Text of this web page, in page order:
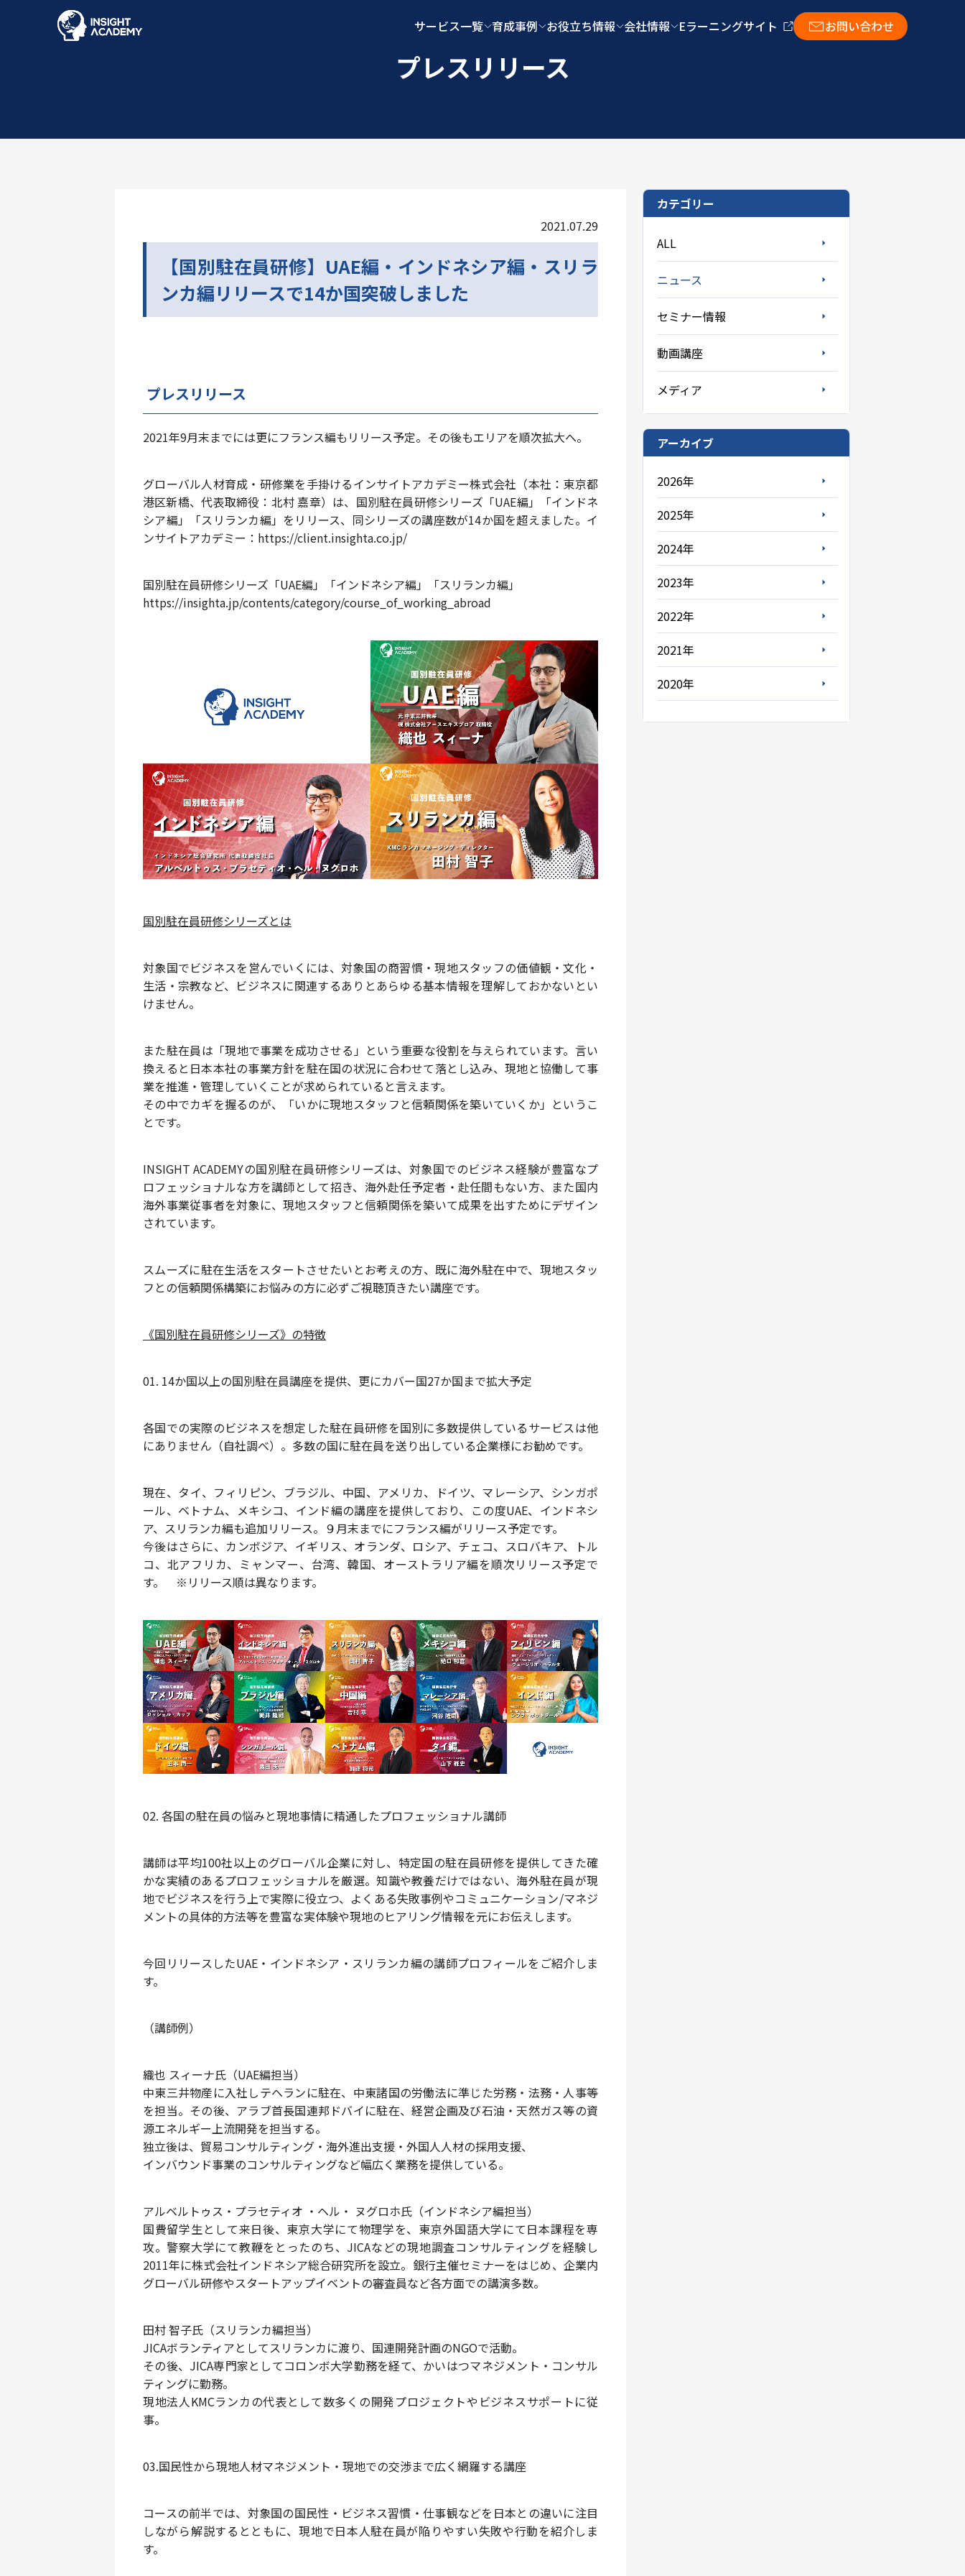
サービス一覧 育成事例 お役立ち情報 会社情報 Eラーニングサイト お問い合わせ
プレスリリース
2021.07.29
【国別駐在員研修】UAE編・インドネシア編・スリラ
ンカ編リリースで14か国突破しました
プレスリリース
2021年9月末までには更にフランス編もリリース予定。その後もエリアを順次拡大へ。
グローバル人材育成・研修業を手掛けるインサイトアカデミー株式会社（本社：東京都
港区新橋、代表取締役：北村 嘉章）は、国別駐在員研修シリーズ「UAE編」「インドネ
シア編」「スリランカ編」をリリース、同シリーズの講座数が14か国を超えました。イ
ンサイトアカデミー：https://client.insighta.co.jp/
国別駐在員研修シリーズ「UAE編」「インドネシア編」「スリランカ編」
https://insighta.jp/contents/category/course_of_working_abroad
国別駐在員研修シリーズとは
対象国でビジネスを営んでいくには、 対象国の商習慣・現地スタッフの価値観・文化・
生活・宗教など、ビジネスに関連するありとあらゆる基本情報を理解しておかないとい
けません。
また駐在員は「現地で事業を成功させる」という重要な役割を与えられています。言い
換えると日本本社の事業方針を駐在国の状況に合わせて落とし込み、現地と協働して事
業を推進・管理していく ことが求められていると言えます。
その中でカギを握るのが、
「いかに現地スタッフと信頼関係を築いていくか」というこ
とです。
INSIGHT ACADEMYの国別駐在員研修シリーズは、対象国でのビジネス経験が豊富なプ
ロフェッショナルな方を講師として招き、海外赴任予定者・赴任間もない方、また国内
海外事業従事者を対象に、現地スタッフと信頼関係を築いて成果を出すためにデザイン
されています。
スムーズに駐在生活をスタートさせたいとお考えの方、既に海外駐在中で、現地スタッ
フとの信頼関係構築にお悩みの方に必ずご視聴頂きたい講座です。
《国別駐在員研修シリーズ》の特徴
01. 14か国以上の国別駐在員講座を提供、更にカバー国27か国まで拡大予定
各国での実際のビジネスを想定した駐在員研修を国別に多数提供しているサービスは他
にありません （自社調べ）。多数の国に駐在員を送り出している企業様にお勧めです。
現在、 タイ、フィリピン、ブラジル、中国、アメリカ、ドイツ、マレーシア、シンガポ
ール、ベトナム、メキシコ、インド編の講座を提供しており、この度UAE、インドネシ
ア、スリランカ編も追加リリース。９月末までにフランス編がリリース予定です。
今後はさらに、 カンボジア、イギリス、オランダ、ロシア、チェコ、スロバキア、トル
コ、北アフリカ、ミャンマー、台湾、韓国、オーストラリア編を順次リリース予定で
す。 ※リリース順は異なります。
02. 各国の駐在員の悩みと現地事情に精通したプロフェッショナル講師
講師は平均100社以上のグローバル企業に対し、 特定国の駐在員研修を提供してきた確
かな実績のあるプロフェッショナルを厳選。知識や教養だけではない、海外駐在員が現
地でビジネスを行う上で実際に役立つ、よくある失敗事例やコミュニケーション/マネジ
メントの具体的方法等を豊富な実体験や現地のヒアリング情報を元にお伝えします。
今回リリースしたUAE・インドネシア・スリランカ編の講師プロフィールをご紹介しま
す。
（講師例）
織也 スィーナ氏（UAE編担当）
中東三井物産に入社しテヘランに駐在、中東諸国の労働法に準じた労務・法務・人事等
を担当。その後、アラブ首長国連邦ドバイに駐在、経営企画及び石油・天然ガス等の資
源エネルギー上流開発を担当する。
独立後は、貿易コンサルティング・海外進出支援・外国人人材の採用支援、
インバウンド事業のコンサルティングなど幅広く業務を提供している。
アルベルトゥス・プラセティオ ・ヘル・ ヌグロホ氏（インドネシア編担当）
国費留学生として来日後、東京大学にて物理学を、東京外国語大学にて日本課程を専
攻。警察大学にて教鞭をとったのち、JICAなどの現地調査コンサルティングを経験し
2011年に株式会社インドネシア総合研究所を設立。銀行主催セミナーをはじめ、企業内
グローバル研修やスタートアップイベントの審査員など各方面での講演多数。
田村 智子氏（スリランカ編担当）
JICAボランティアとしてスリランカに渡り、国連開発計画のNGOで活動。
その後、JICA専門家としてコロンボ大学勤務を経て、かいはつマネジメント・コンサル
ティングに勤務。
現地法人KMCランカの代表として数多くの開発プロジェクトやビジネスサポートに従
事。
03.国民性から現地人材マネジメント・現地での交渉まで広く網羅する講座
コースの前半では、 対象国の国民性・ビジネス習慣・仕事観などを日本との違いに注目
しながら解説するとともに、現地で日本人駐在員が陥りやすい失敗や行動を紹介しま
す。
カテゴリー
ALL
ニュース
セミナー情報
動画講座
メディア
アーカイブ
2026年
2025年
2024年
2023年
2022年
2021年
2020年